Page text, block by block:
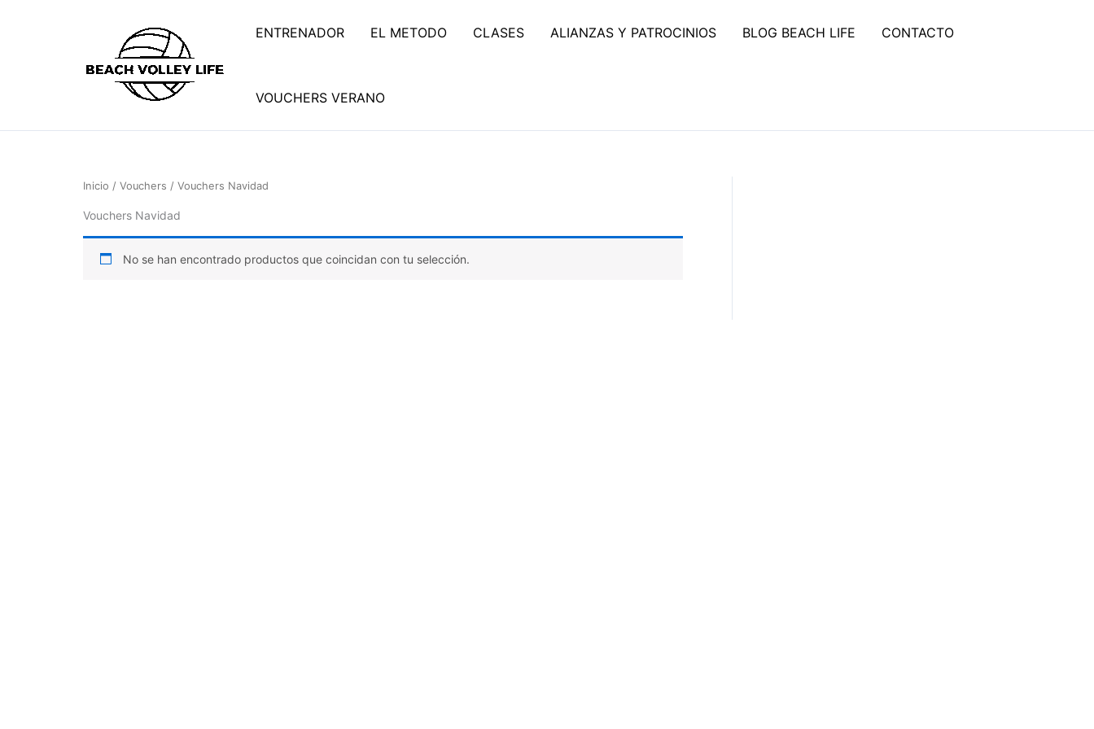
ENTRENADOR EL METODO CLASES ALIANZAS Y PATROCINIOS BLOG BEACH LIFE CONTACTO
VOUCHERS VERANO
Inicio / Vouchers / Vouchers Navidad
Vouchers Navidad
No se han encontrado productos que coincidan con tu selección.